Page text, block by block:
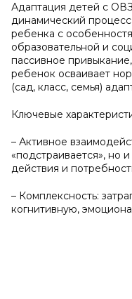
Адаптация детей с
динамический
ребенка с
образовательной и
пассивное
ребенок осваивает
(сад, класс, семья)
Ключевые
– Активное
«подстраивается», но
действия и
– Комплексность:
когнитивную,